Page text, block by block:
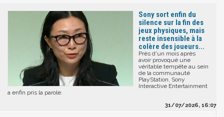
Sony sort enfin du
silence sur la fin des
jeux physiques, mais
reste insensible à la
colère des joueurs...
Près d'un mois après
avoir provoqué une
véritable tempête au sein
de la communauté
PlayStation, Sony
Interactive Entertainment
a enfin pris la parole.
31/07/2026, 16:07